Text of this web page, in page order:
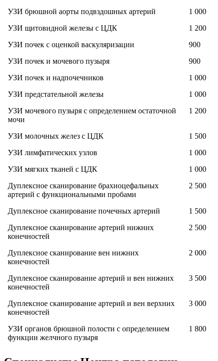
УЗИ брюшной аорты подвздошных артерий
1 000
УЗИ щитовидной железы с ЦДК
1 200
УЗИ почек с оценкой васкуляризации
900
УЗИ почек и мочевого пузыря
900
УЗИ почек и надпочечников
1 000
УЗИ предстательной железы
1 000
УЗИ мочевого пузыря с определением остаточной
мочи
1 200
УЗИ молочных желез с ЦДК
1 500
УЗИ лимфатических узлов
1 000
УЗИ мягких тканей с ЦДК
1 000
Дуплексное сканирование брахиоцефальных
артерий с функциональными пробами
2 500
Дуплексное сканирование почечных артерий
1 500
Дуплексное сканирование артерий нижних
конечностей
2 500
Дуплексное сканирование вен нижних
конечностей
2 000
Дуплексное сканирование артерий и вен нижних
конечностей
3 500
Дуплексное сканирование артерий и вен верхних
конечностей
3 000
УЗИ органов брюшной полости с определением
функции желчного пузыря
1 800